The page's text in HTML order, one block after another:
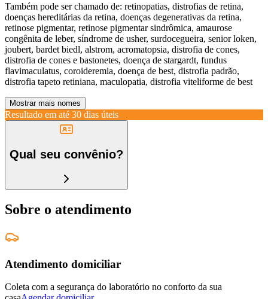
Também pode ser chamado de: retinopatias, distrofias de retina,
doenças hereditárias da retina, doenças degenerativas da retina,
retinose pigmentar, retinose pigmentar sindrômica, amaurose
congênita de leber, síndrome de usher, surdocegueira, senior loken,
joubert, bardet biedl, alstrom, acromatopsia, distrofia de cones,
distrofia de cones e bastonetes, doença de stargardt, fundus
flavimaculatus, coroideremia, doença de best, distrofia padrão,
distrofia tapeto retiniana, maculopatia, distrofia viteliforme de best
Mostrar mais nomes
Resultado em até 30 dias úteis
Qual seu convênio?
Sobre o atendimento
Atendimento domiciliar
Coleta com a segurança do laboratório no conforto da sua